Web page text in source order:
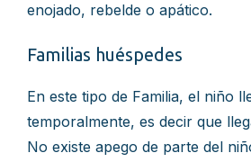
enojado, rebelde o apático.
Familias huéspedes
En este tipo de Familia, el niño
temporalmente, es decir que
No existe apego de parte del